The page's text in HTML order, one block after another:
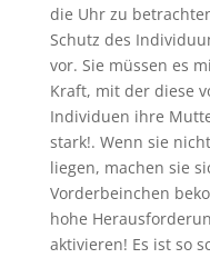
die Uhr zu
Schutz des
vor. Sie müssen es
Kraft, mit der diese
Individuen ihre
stark!. Wenn sie
liegen, machen sie
Vorderbeinchen
hohe
aktivieren! Es ist so